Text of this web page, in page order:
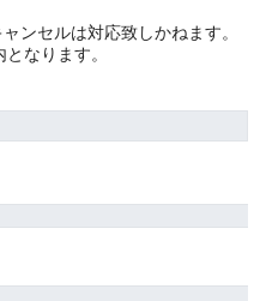
ンセルは対応致しかねます。
なります。